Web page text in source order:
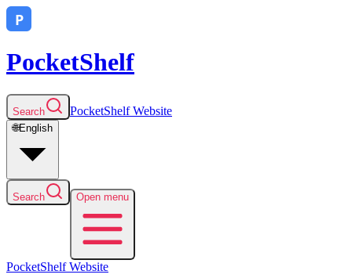
PocketShelf
Search PocketShelfWebsite
🌐English
Search Open menu
PocketShelfWebsite